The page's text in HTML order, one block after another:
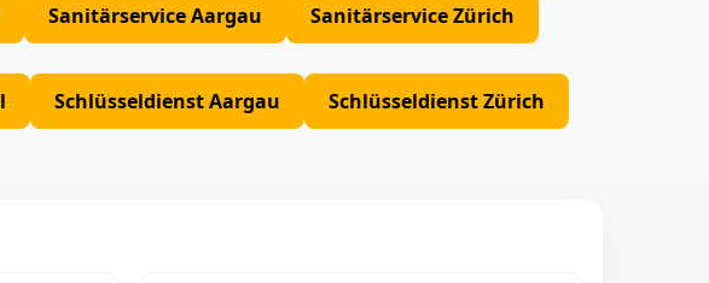
Sanitärservice Aargau Sanitärservice Zürich
Schlüsseldienst Aargau Schlüsseldienst Zürich